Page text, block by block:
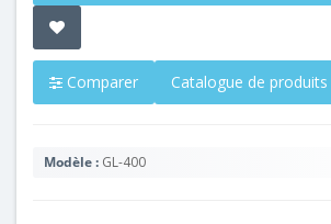
Comparer Catalogue de produits
Modèle : GL-400